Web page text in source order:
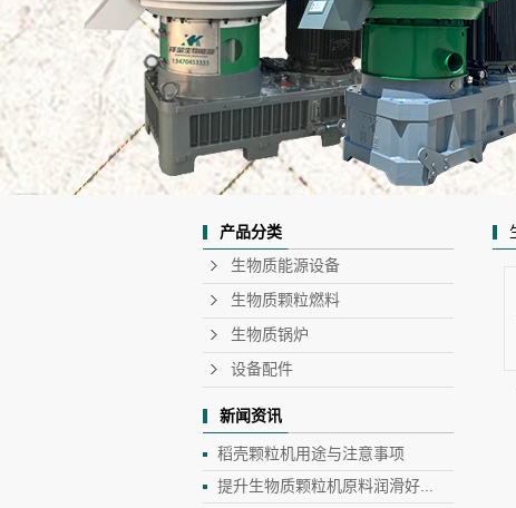
产品分类
生物质能源设备
生物质颗粒燃料
生物质锅炉
设备配件
新闻资讯
稻壳颗粒机用途与注意事项
提升生物质颗粒机原料润滑好...